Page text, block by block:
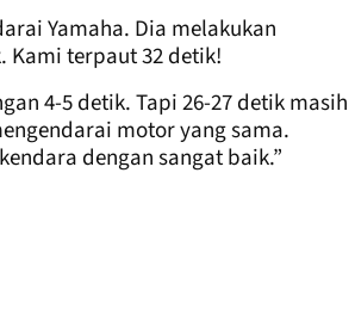
Yamaha. Dia melakukan
Kami terpaut 32 detik!
4-5 detik. Tapi 26-27 detik masih
motor yang sama.
dengan sangat baik.”